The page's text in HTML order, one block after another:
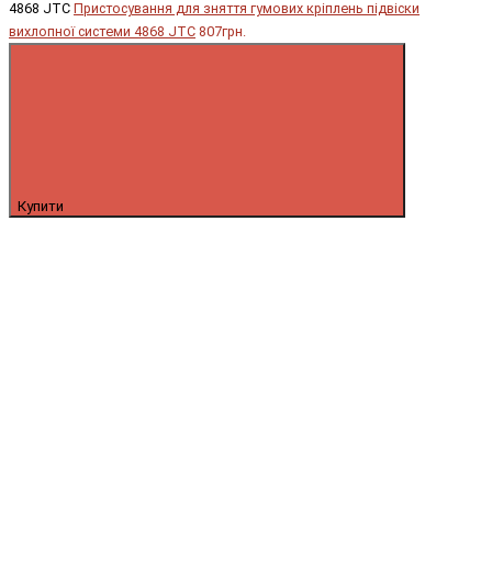
4868 JTC Пристосування для зняття гумових кріплень підвіски
вихлопної системи 4868 JTC 807грн.
Купити